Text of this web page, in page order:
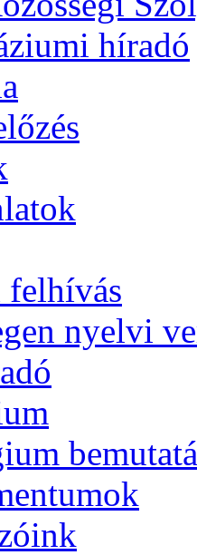
híradó
felhívás
nyelvi